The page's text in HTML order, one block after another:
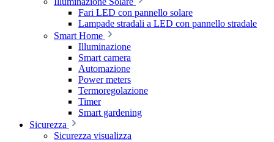
Fari LED con pannello solare
Lampade stradali a LED con pannello stradale
Smart Home
Illuminazione
Smart camera
Automazione
Power meters
Termoregolazione
Timer
Smart gardening
Sicurezza
Sicurezza visualizza